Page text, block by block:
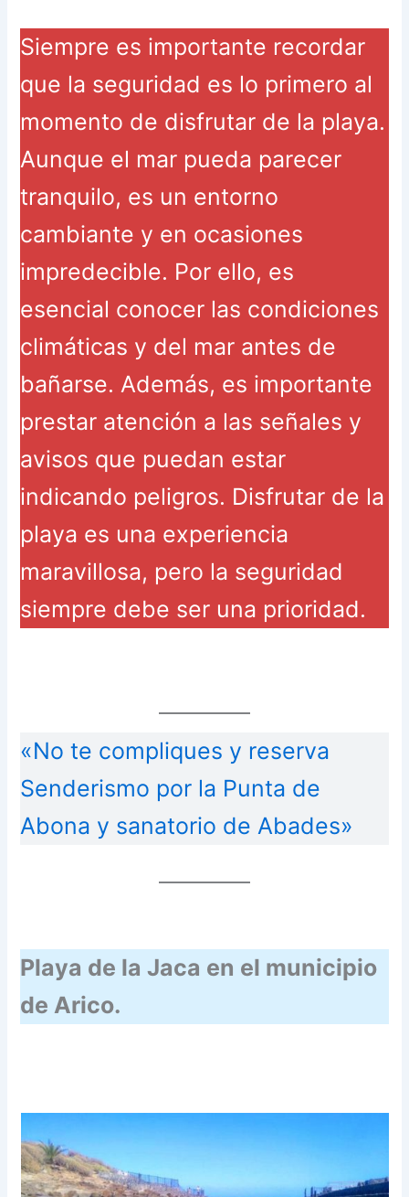
Siempre es importante recordar
que la seguridad es lo primero al
momento de disfrutar de la playa.
Aunque el mar pueda parecer
tranquilo, es un entorno
cambiante y en ocasiones
impredecible. Por ello, es
esencial conocer las condiciones
climáticas y del mar antes de
bañarse. Además, es importante
prestar atención a las señales y
avisos que puedan estar
indicando peligros. Disfrutar de la
playa es una experiencia
maravillosa, pero la seguridad
siempre debe ser una prioridad.
«No te compliques y reserva
Senderismo por la Punta de
Abona y sanatorio de Abades»
Playa de la Jaca en el municipio
de Arico.